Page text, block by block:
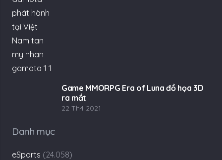
Game MMORPG Era of Luna đồ họa 3D
ra mắt
22 Th4 2021
Danh mục
eSports (24.058)